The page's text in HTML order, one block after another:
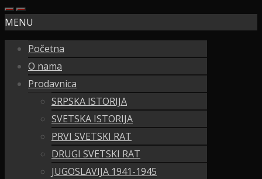
MENU
Početna
O nama
Prodavnica
SRPSKA ISTORIJA
SVETSKA ISTORIJA
PRVI SVETSKI RAT
DRUGI SVETSKI RAT
JUGOSLAVIJA 1941-1945